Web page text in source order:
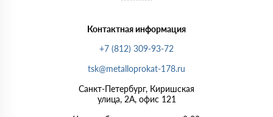
Контактная информация
+7 (812) 309-93-72
tsk@metalloprokat-178.ru
Санкт-Петербург, Киришская
улица, 2А, офис 121